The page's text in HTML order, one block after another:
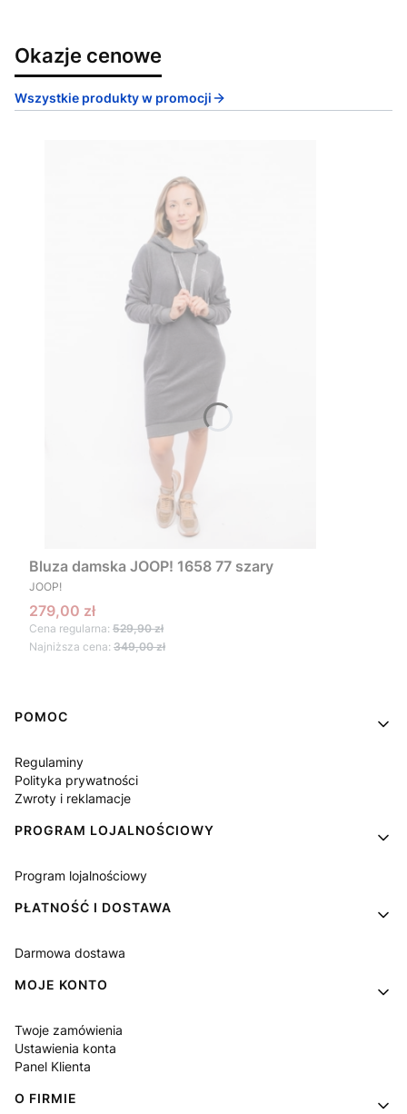
Okazje cenowe
Wszystkie produkty w promocji
Bluza damska JOOP! 1658 77 szary
PRODUCENT
JOOP!
Cena promocyjna
279,00 zł
Cena regularna: 529,90 zł
Najniższa cena: 349,00 zł
Linki w stopce
POMOC
Regulaminy
Polityka prywatności
Zwroty i reklamacje
PROGRAM LOJALNOŚCIOWY
Program lojalnościowy
PŁATNOŚĆ I DOSTAWA
Darmowa dostawa
MOJE KONTO
Twoje zamówienia
Ustawienia konta
Panel Klienta
O FIRMIE